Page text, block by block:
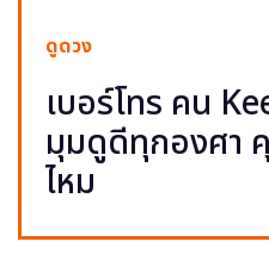
ดูดวง
เบอร์โทร คน
มุมดูดีทุกองศา
ไหม